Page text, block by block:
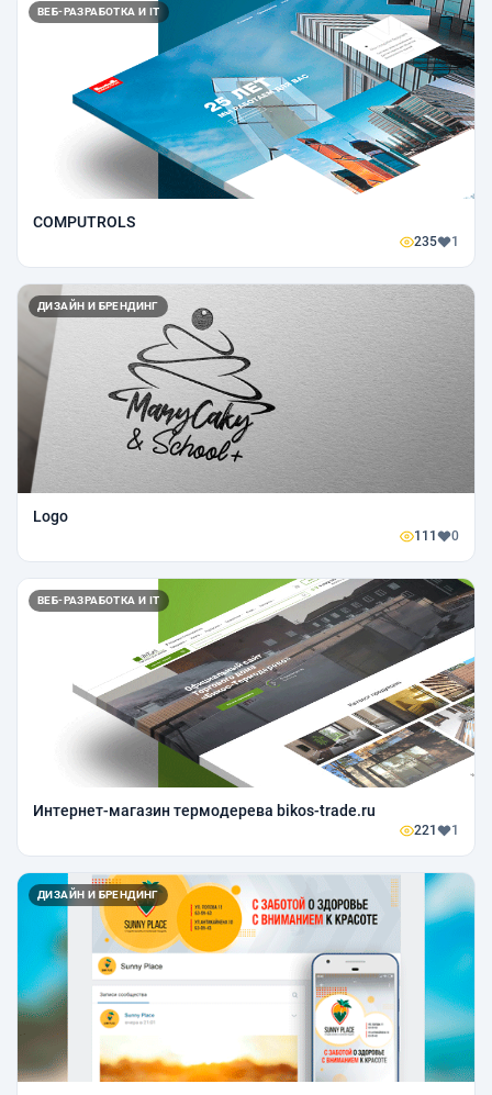
ВЕБ-РАЗРАБОТКА И IT
COMPUTROLS
235 1
ДИЗАЙН И БРЕНДИНГ
Logo
111 0
ВЕБ-РАЗРАБОТКА И IT
Интернет-магазин термодерева bikos-trade.ru
221 1
ДИЗАЙН И БРЕНДИНГ